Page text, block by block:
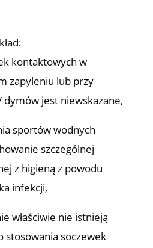
kontaktowych w
zapyleniu lub przy
jest niewskazane,
sportów wodnych
szczególnej
z higieną z powodu
infekcji,
właściwie nie istnieją
stosowania soczewek